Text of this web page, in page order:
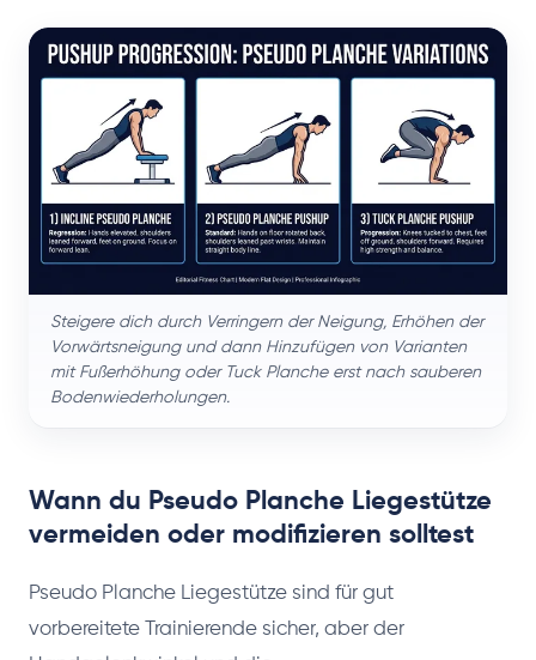
Steigere dich durch Verringern der Neigung, Erhöhen der
Vorwärtsneigung und dann Hinzufügen von Varianten
mit Fußerhöhung oder Tuck Planche erst nach sauberen
Bodenwiederholungen.
Wann du Pseudo Planche Liegestütze
vermeiden oder modifizieren solltest
Pseudo Planche Liegestütze sind für gut
vorbereitete Trainierende sicher, aber der